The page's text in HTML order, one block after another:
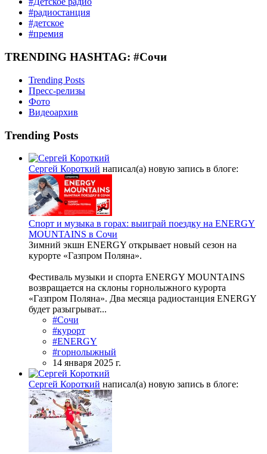
#радиостанция
#детское
#премия
TRENDING HASHTAG: #Сочи
Trending Posts
Пресс-релизы
Фото
Видеоархив
Trending Posts
Сергей Короткий написал(а) новую запись в блоге:
Спорт и музыка в горах: выиграй поездку на ENERGY
MOUNTAINS в Сочи
Зимний экшн ENERGY открывает новый сезон на
курорте «Газпром Поляна».
Фестиваль музыки и спорта ENERGY MOUNTAINS
возвращается на склоны горнолыжного курорта
«Газпром Поляна». Два месяца радиостанция ENERGY
будет разыгрыват...
#Сочи
#курорт
#ENERGY
#горнолыжный
14 января 2025 г.
Сергей Короткий написал(а) новую запись в блоге: